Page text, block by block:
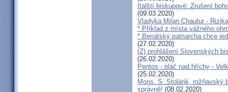
Italští biskupové: Zrušení
(09.03.2020)
Vladyka Milan Chautur -
* Příklad z místa vážného
* Benátský patriarcha chce
(27.02.2020)
(Z) prohlášení Slovenských
(26.02.2020)
Pentos - pláč nad hříchy -
(25.02.2020)
Mons. S. Stolárik, rožňavský
správně! (08.02.2020)